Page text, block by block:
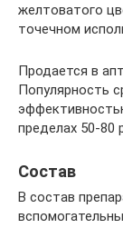
желтоватого
точечном
Продается в
Популярность
пределах 50-80
Состав
В состав